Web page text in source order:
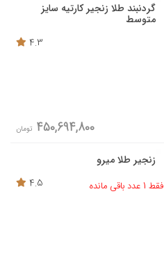
گردنبند طلا زنجیر کارتیه سایز
متوسط
4.3
450,694,800 تومان
زنجیر طلا میرو
فقط 1 عدد باقی مانده
4.5